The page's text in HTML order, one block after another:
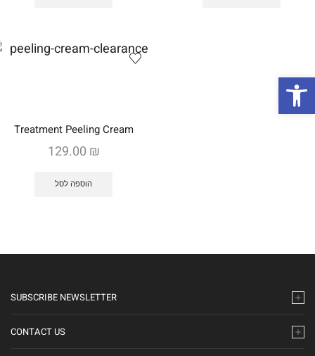
Treatment Peeling Cream
129.00 ₪
הוספה לסל
SUBSCRIBE NEWSLETTER
CONTACT US